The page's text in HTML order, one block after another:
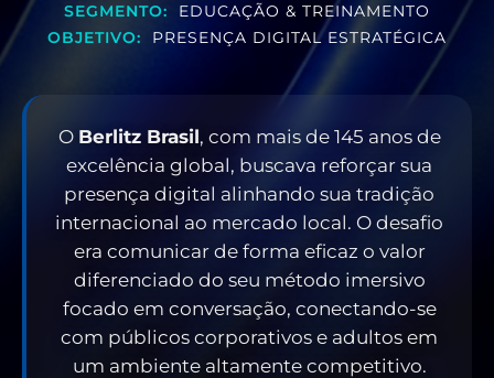
SEGMENTO:
EDUCAÇÃO & TREINAMENTO
OBJETIVO:
PRESENÇA DIGITAL ESTRATÉGICA
O Berlitz Brasil, com mais de 145 anos de
excelência global, buscava reforçar sua
presença digital alinhando sua tradição
internacional ao mercado local. O desafio
era comunicar de forma eficaz o valor
diferenciado do seu método imersivo
focado em conversação, conectando-se
com públicos corporativos e adultos em
um ambiente altamente competitivo.